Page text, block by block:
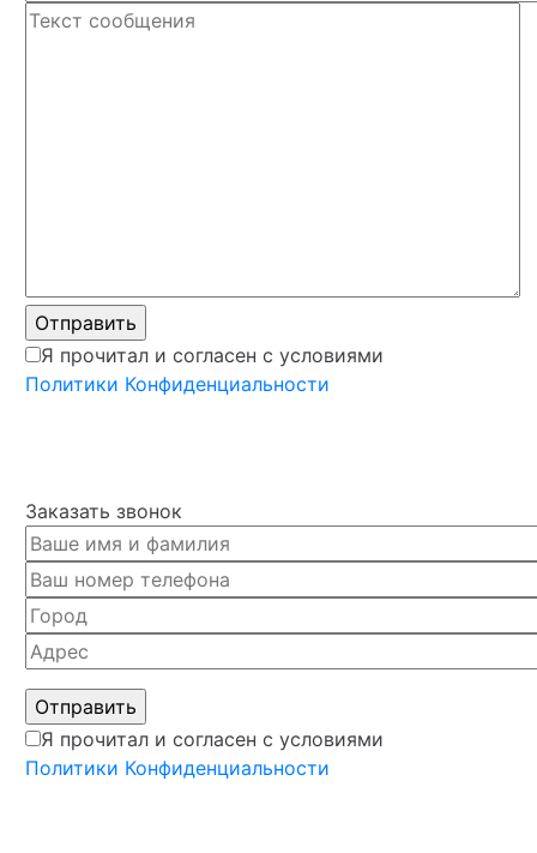
Я прочитал и согласен с условиями
Политики Конфиденциальности
Заказать звонок
Я прочитал и согласен с условиями
Политики Конфиденциальности